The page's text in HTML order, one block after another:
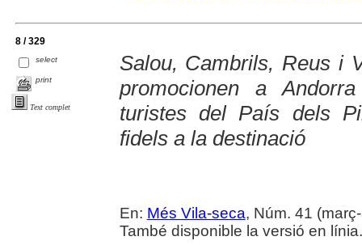
8 / 329
select
print
Text complet
Salou, Cambrils, Reus i
promocionen a
turistes del País dels
fidels a la destinació
En: Més Vila-seca, Núm. 41
També disponible la versió en línia.